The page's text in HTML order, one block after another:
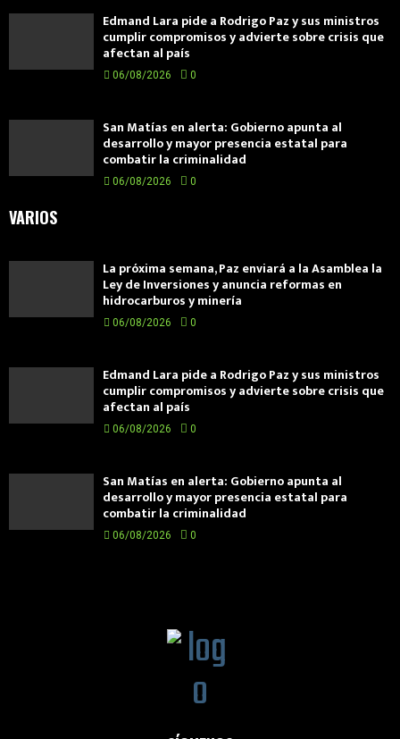
Edmand Lara pide a Rodrigo Paz y sus ministros
cumplir compromisos y advierte sobre crisis que
afectan al país
06/08/2026 0
San Matías en alerta: Gobierno apunta al
desarrollo y mayor presencia estatal para
combatir la criminalidad
06/08/2026 0
VARIOS
La próxima semana, Paz enviará a la Asamblea la
Ley de Inversiones y anuncia reformas en
hidrocarburos y minería
06/08/2026 0
Edmand Lara pide a Rodrigo Paz y sus ministros
cumplir compromisos y advierte sobre crisis que
afectan al país
06/08/2026 0
San Matías en alerta: Gobierno apunta al
desarrollo y mayor presencia estatal para
combatir la criminalidad
06/08/2026 0